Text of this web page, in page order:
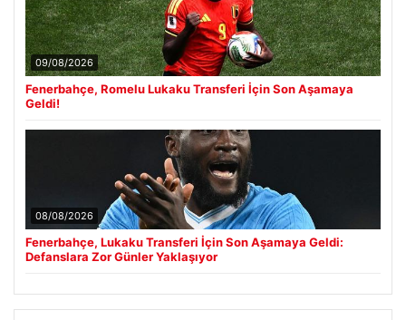
09/08/2026
Fenerbahçe, Romelu Lukaku Transferi İçin Son Aşamaya
Geldi!
08/08/2026
Fenerbahçe, Lukaku Transferi İçin Son Aşamaya Geldi:
Defanslara Zor Günler Yaklaşıyor